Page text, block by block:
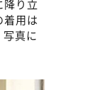
降り立
着用は
真に